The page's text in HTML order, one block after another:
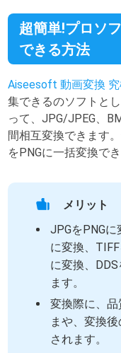
超簡単!プロソ
できる方法
Aiseesoft 動画変換
集できるのソフトと
って、JPG/JPEG、
間相互変換できます
をPNGに一括変換でき
メリット
JPGをPNG
に変換、
に変換、
ます。
変換際に、品
まや、変換
されます。